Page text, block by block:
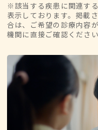
※該当する疾患に関連す
表示しております。掲載
合は、ご希望の診療内容
機関に直接ご確認ください